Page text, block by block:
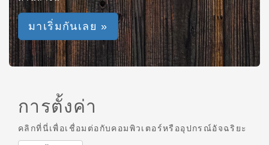
มาเริ่มกันเลย »
การตั้งค่า
คลิกที่นี่เพื่อเชื่อมต่อกับคอมพิวเตอร์หรืออุปกรณ์อัจฉริยะ